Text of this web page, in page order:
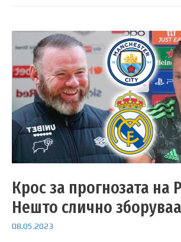
Крос за прогнозата на
Нешто слично
08.05.2023